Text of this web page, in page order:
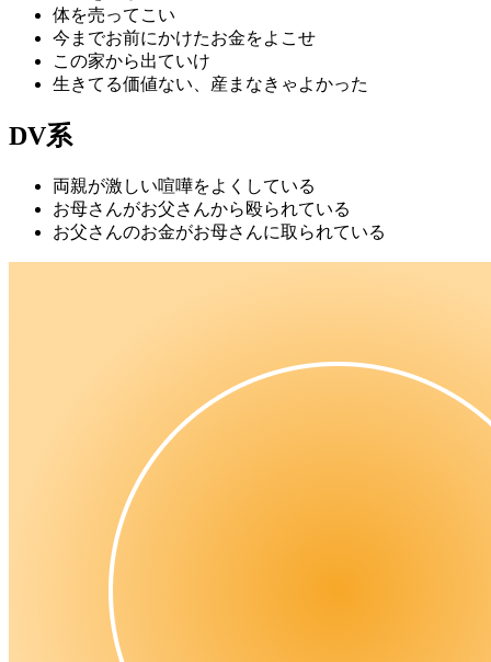
体を売ってこい
今までお前にかけたお金をよこせ
この家から出ていけ
生きてる価値ない、産まなきゃよかった
DV系
両親が激しい喧嘩をよくしている
お母さんがお父さんから殴られている
お父さんのお金がお母さんに取られている